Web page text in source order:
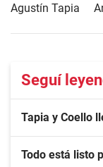
Agustín Tapia
Seguí
Tapia y Coello
Todo está listo